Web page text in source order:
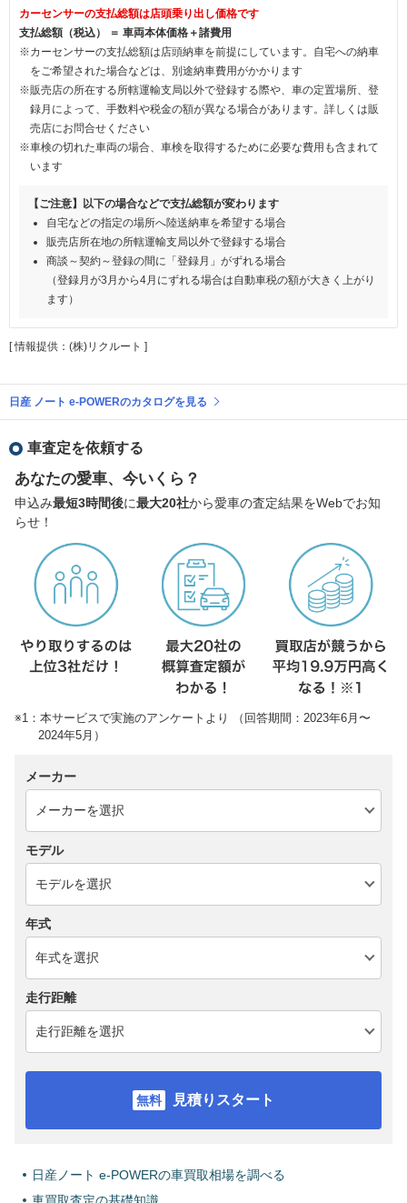
カーセンサーの支払総額は店頭乗り出し価格です
支払総額（税込） ＝ 車両本体価格＋諸費用
※カーセンサーの支払総額は店頭納車を前提にしています。自宅への納車
をご希望された場合などは、別途納車費用がかかります
※販売店の所在する所轄運輸支局以外で登録する際や、車の定置場所、登
録月によって、手数料や税金の額が異なる場合があります。詳しくは販
売店にお問合せください
※車検の切れた車両の場合、車検を取得するために必要な費用も含まれて
います
【ご注意】以下の場合などで支払総額が変わります
自宅などの指定の場所へ陸送納車を希望する場合
販売店所在地の所轄運輸支局以外で登録する場合
商談～契約～登録の間に「登録月」がずれる場合
（登録月が3月から4月にずれる場合は自動車税の額が大きく上がり
ます）
[ 情報提供：(株)リクルート ]
日産 ノート e-POWERのカタログを見る
車査定を依頼する
あなたの愛車、今いくら？
申込み最短3時間後に最大20社から愛車の査定結果をWebでお知
らせ！
※1：本サービスで実施のアンケートより （回答期間：2023年6月〜
2024年5月）
メーカー
モデル
年式
走行距離
見積りスタート
日産ノート e-POWERの車買取相場を調べる